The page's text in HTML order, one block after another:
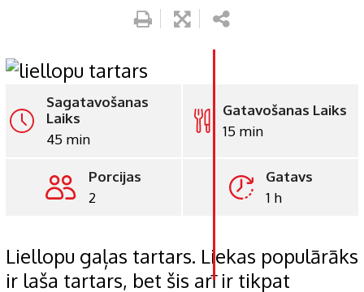
Whatsapp
Print
Sagatavošanas
Laiks
45 min
Gatavošanas Laiks
15 min
Porcijas
2
Gatavs
1 h
Liellopu gaļas tartars. Liekas populārāks
ir laša tartars, bet šis arī ir tikpat